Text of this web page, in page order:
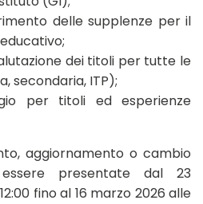
delle supplenze per il
dei titoli per tutte le
secondaria, ITP);
per titoli ed esperienze
aggiornamento o cambio
presentate dal 23
fino al 16 marzo 2026 alle